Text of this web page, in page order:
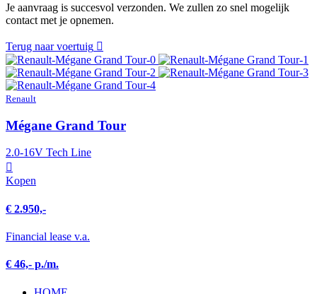
Je aanvraag is succesvol verzonden. We zullen zo snel mogelijk
contact met je opnemen.
Terug naar voertuig
Renault
Mégane Grand Tour
2.0-16V Tech Line
Kopen
€ 2.950,-
Financial lease v.a.
€ 46,- p./m.